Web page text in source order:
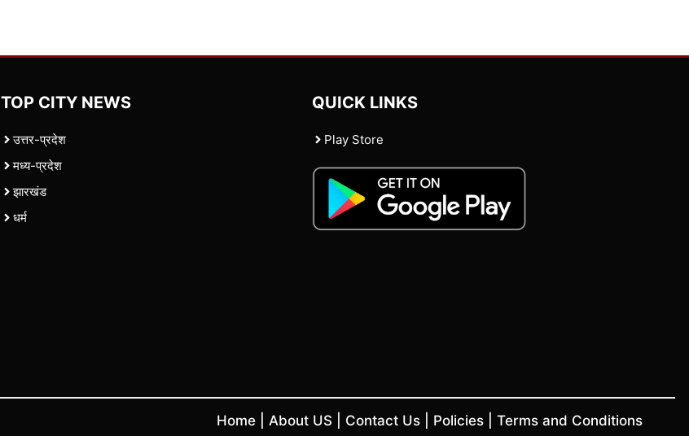
TOP CITY NEWS
उत्तर-प्रदेश
मध्य-प्रदेश
झारखंड
धर्म
QUICK LINKS
Play Store
Home About US Contact Us Policies Terms and Conditions